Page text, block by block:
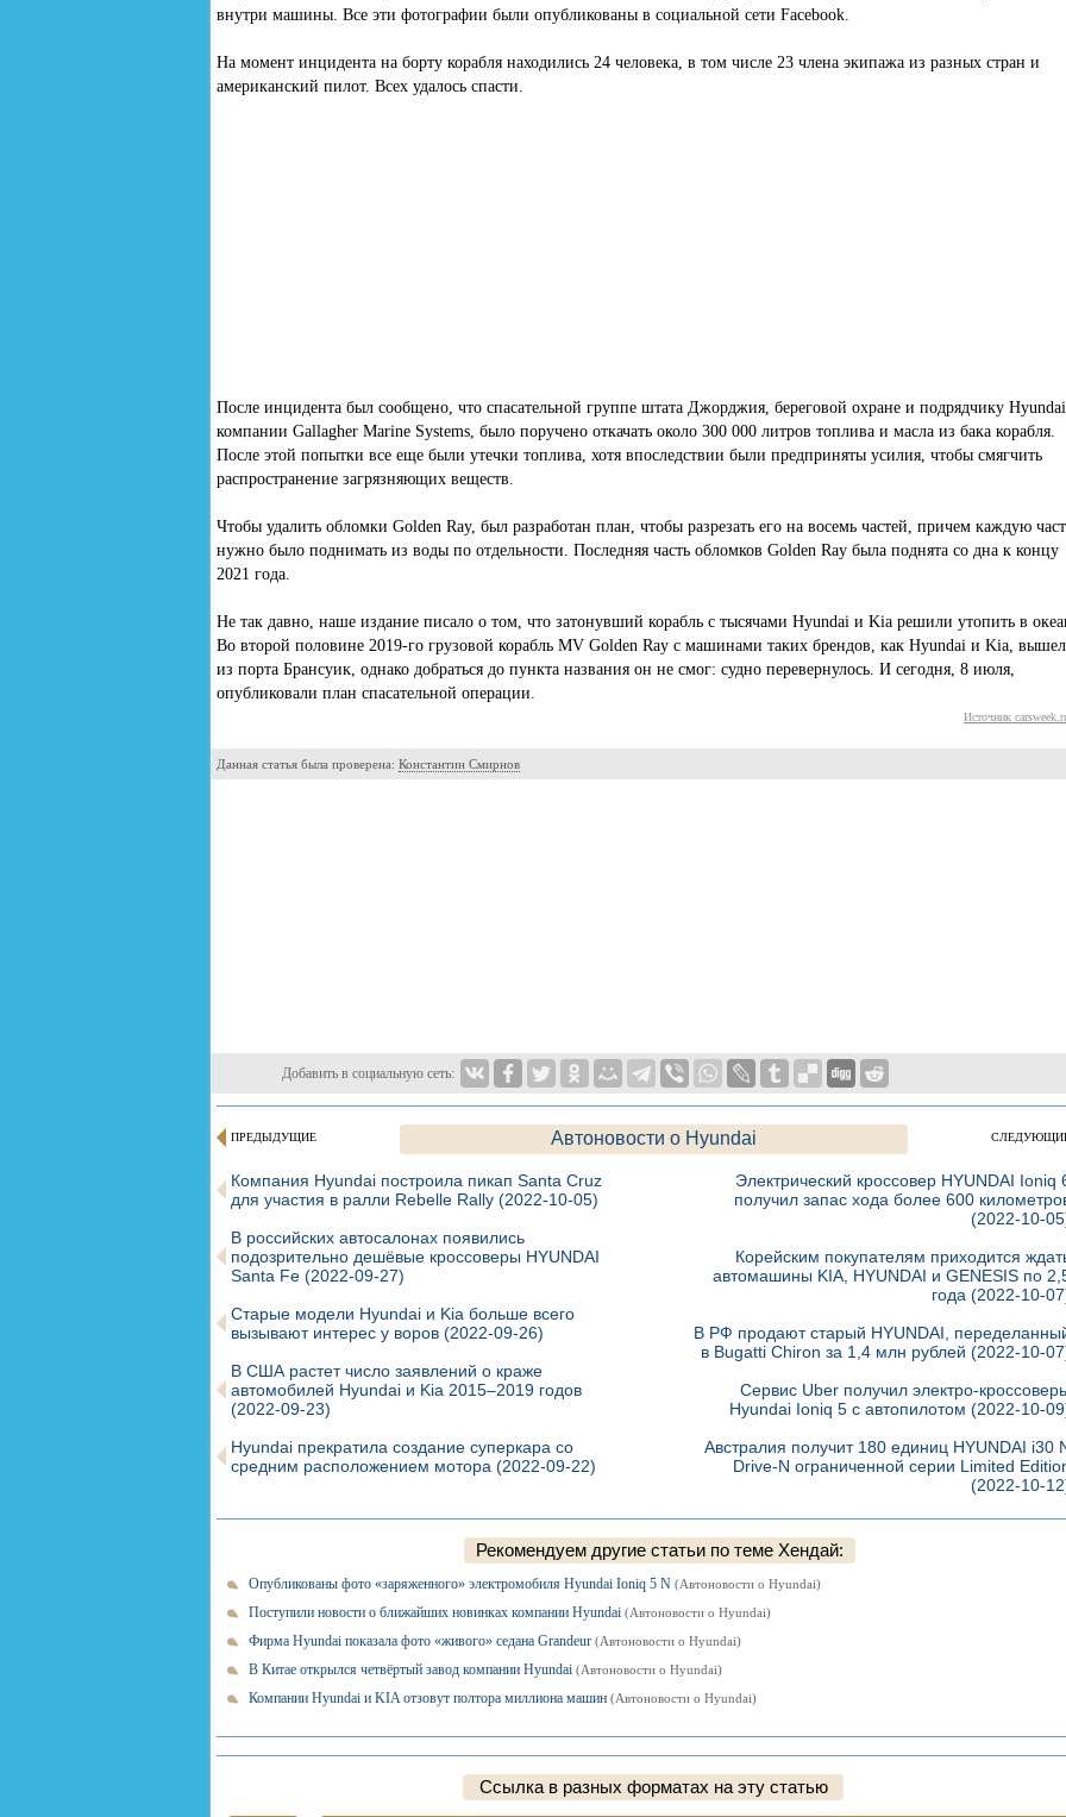
внутри машины. Все эти фотографии были опубликованы в социальной сети Facebook.
На момент инцидента на борту корабля находились 24 человека, в том числе 23 члена экипажа из разных стран и
американский пилот. Всех удалось спасти.
После инцидента был сообщено, что спасательной группе штата Джорджия, береговой охране и подрядчику
компании Gallagher Marine Systems, было поручено откачать около 300 000 литров топлива и масла из бака корабля.
После этой попытки все еще были утечки топлива, хотя впоследствии были предприняты усилия, чтобы смягчить
распространение загрязняющих веществ.
Чтобы удалить обломки Golden Ray, был разработан план, чтобы разрезать его на восемь частей, причем каждую
нужно было поднимать из воды по отдельности. Последняя часть обломков Golden Ray была поднята со дна к концу
2021 года.
Не так давно, наше издание писало о том, что затонувший корабль с тысячами Hyundai и Kia решили утопить в
Во второй половине 2019-го грузовой корабль MV Golden Ray с машинами таких брендов, как Hyundai и Kia, вышел
из порта Брансуик, однако добраться до пункта названия он не смог: судно перевернулось. И сегодня, 8 июля,
опубликовали план спасательной операции.
Источник
Данная статья была проверена: Константин Смирнов
Добавить в социальную сеть:
ПРЕДЫДУЩИЕ Автоновости о Hyundai
Компания Hyundai построила пикап Santa Cruz
для участия в ралли Rebelle Rally (2022-10-05)
В российских автосалонах появились
подозрительно дешёвые кроссоверы HYUNDAI
Santa Fe (2022-09-27)
Старые модели Hyundai и Kia больше всего
вызывают интерес у воров (2022-09-26)
В США растет число заявлений о краже
автомобилей Hyundai и Kia 2015–2019 годов
(2022-09-23)
Hyundai прекратила создание суперкара со
средним расположением мотора (2022-09-22)
Электрический кроссовер HYUNDAI Ioniq
получил запас хода более 600
(2022-10-
Корейским покупателям приходится
автомашины KIA, HYUNDAI и GENESIS по
года (2022-10-
В РФ продают старый HYUNDAI,
в Bugatti Chiron за 1,4 млн рублей (2022-10-
Сервис Uber получил электро-
Hyundai Ioniq 5 с автопилотом (2022-10-
Австралия получит 180 единиц HYUNDAI i30
Drive-N ограниченной серии Limited
(2022-10-
Рекомендуем другие статьи по теме Хендай:
Опубликованы фото «заряженного» электромобиля Hyundai Ioniq 5 N (Автоновости о Hyundai)
Поступили новости о ближайших новинках компании Hyundai (Автоновости о Hyundai)
Фирма Hyundai показала фото «живого» седана Grandeur (Автоновости о Hyundai)
В Китае открылся четвёртый завод компании Hyundai (Автоновости о Hyundai)
Компании Hyundai и KIA отзовут полтора миллиона машин (Автоновости о Hyundai)
Ссылка в разных форматах на эту статью